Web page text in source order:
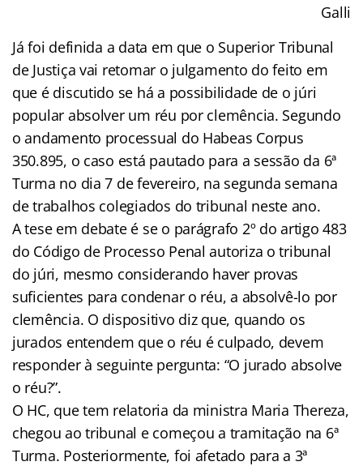
Galli
Já foi definida a data em que o Superior Tribunal
de Justiça vai retomar o julgamento do feito em
que é discutido se há a possibilidade de o júri
popular absolver um réu por clemência. Segundo
o andamento processual do Habeas Corpus
350.895, o caso está pautado para a sessão da 6ª
Turma no dia 7 de fevereiro, na segunda semana
de trabalhos colegiados do tribunal neste ano.
A tese em debate é se o parágrafo 2º do artigo 483
do Código de Processo Penal autoriza o tribunal
do júri, mesmo considerando haver provas
suficientes para condenar o réu, a absolvê-lo por
clemência. O dispositivo diz que, quando os
jurados entendem que o réu é culpado, devem
responder à seguinte pergunta: “O jurado absolve
o réu?”.
O HC, que tem relatoria da ministra Maria Thereza,
chegou ao tribunal e começou a tramitação na 6ª
Turma. Posteriormente, foi afetado para a 3ª